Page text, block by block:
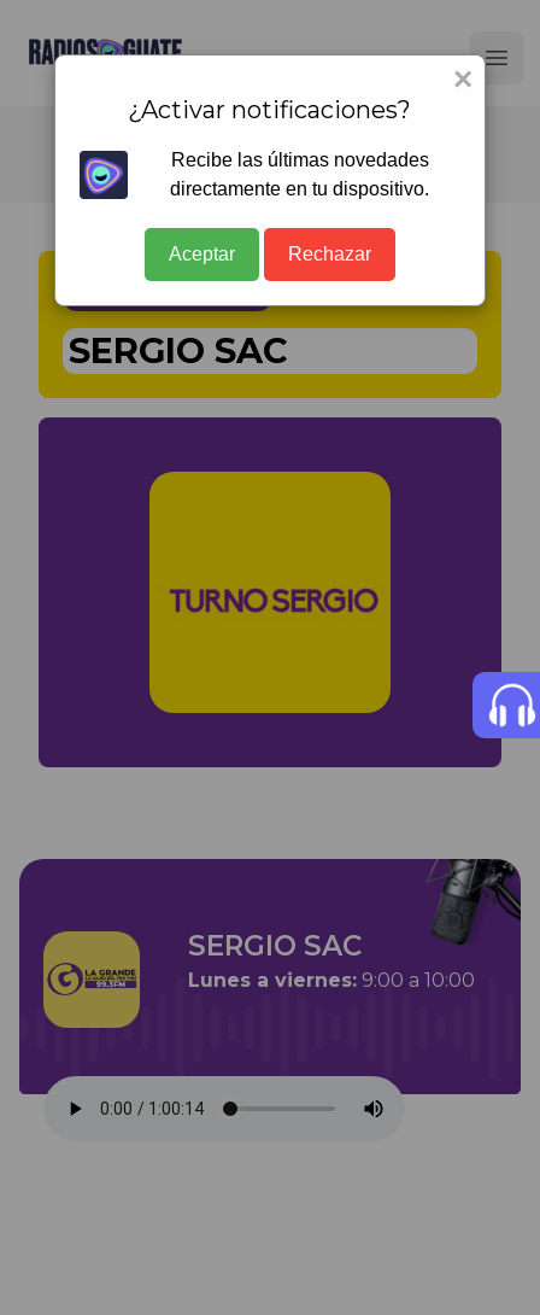
Radios Guate
SERGIO SAC
SERGIO SAC
Lunes a viernes: 9:00 a 10:00
×
¿Activar notificaciones?
Recibe las últimas novedades
directamente en tu dispositivo.
Aceptar Rechazar